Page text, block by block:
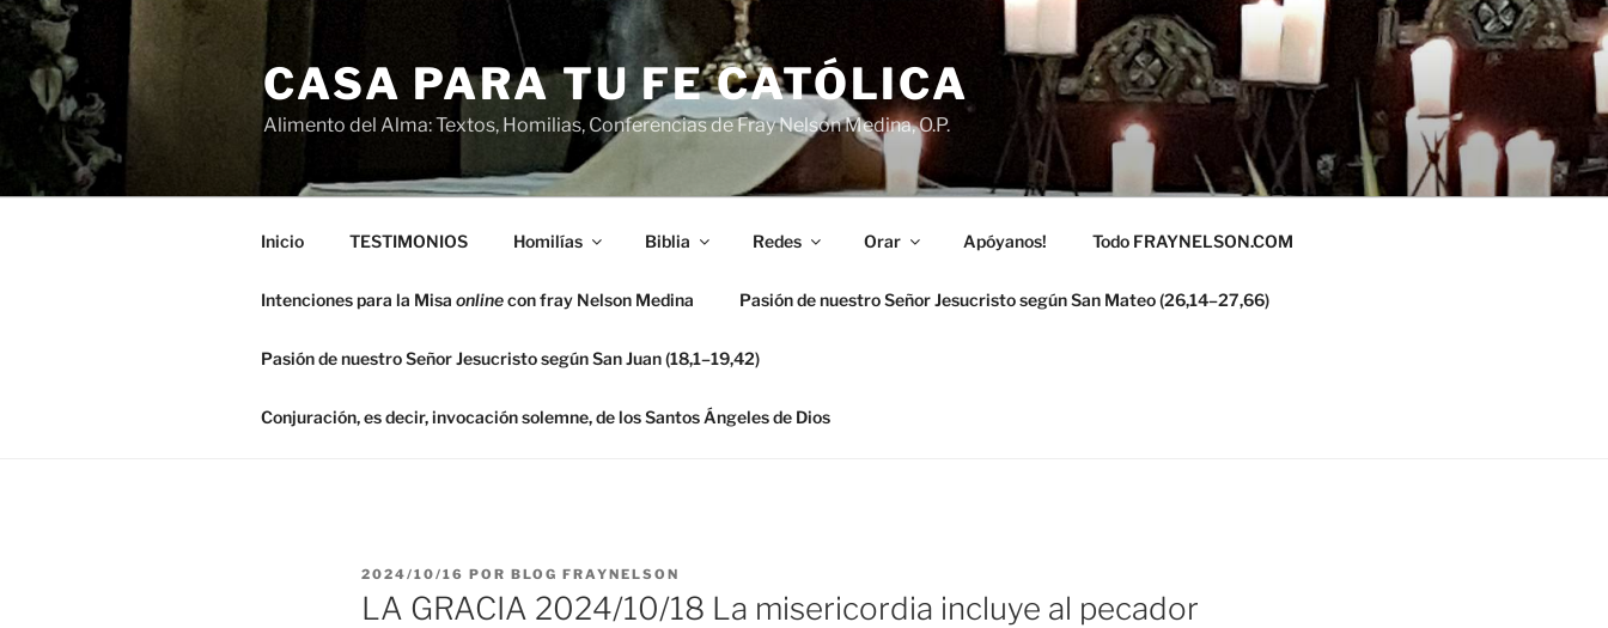
Saltar
contenido
CASA PARA TU FE CATÓLICA
Alimento del Alma: Textos, Homilias, Conferencias de Fray Nelson Medina, O.P.
Inicio TESTIMONIOS Homilías Biblia Redes Orar Apóyanos! Todo FRAYNELSON.COM
Intenciones para la Misa onlinecon fray Nelson Medina Pasión de nuestro Señor Jesucristo según San Mateo (26,14–27,66)
Pasión de nuestro Señor Jesucristo según San Juan (18,1–19,42)
Conjuración, es decir, invocación solemne, de los Santos Ángeles de Dios
PUBLICADO
EL
2024/10/16 POR BLOG FRAYNELSON
LA GRACIA 2024/10/18 La misericordia incluye al pecador